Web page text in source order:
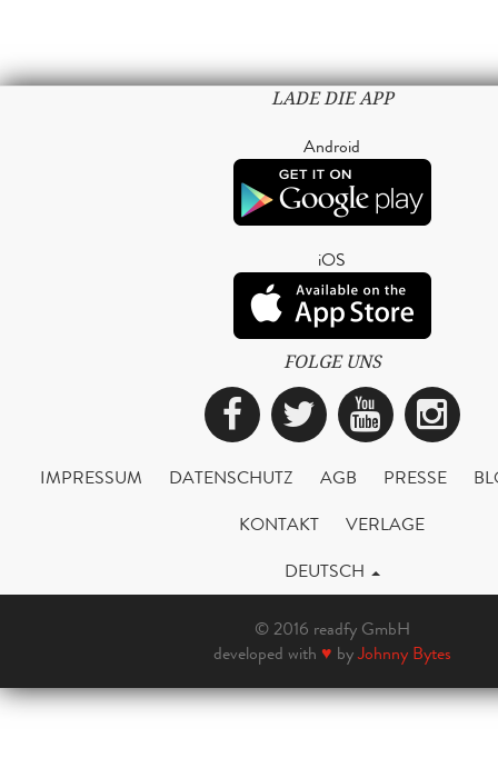
LADE DIE APP
Android
iOS
FOLGE UNS
Facebook
Twitter
IMPRESSUM DATENSCHUTZ AGB PRESSE
KONTAKT
VERLAGE
DEUTSCH
© 2016 readfy GmbH
developed with ♥ byJohnny Bytes